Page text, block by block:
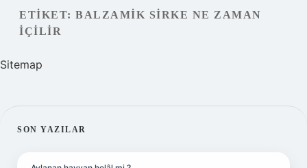
Hakkımızda
ETIKET: BALZAMIK SIRKE NE ZAMAN
IÇILIR
Sitemap
SIDEBAR
SON YAZILAR